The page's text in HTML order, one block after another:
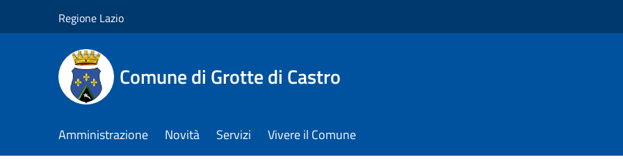
Regione Lazio
Comune di Grotte di Castro
Amministrazione Novità Servizi Vivere il Comune